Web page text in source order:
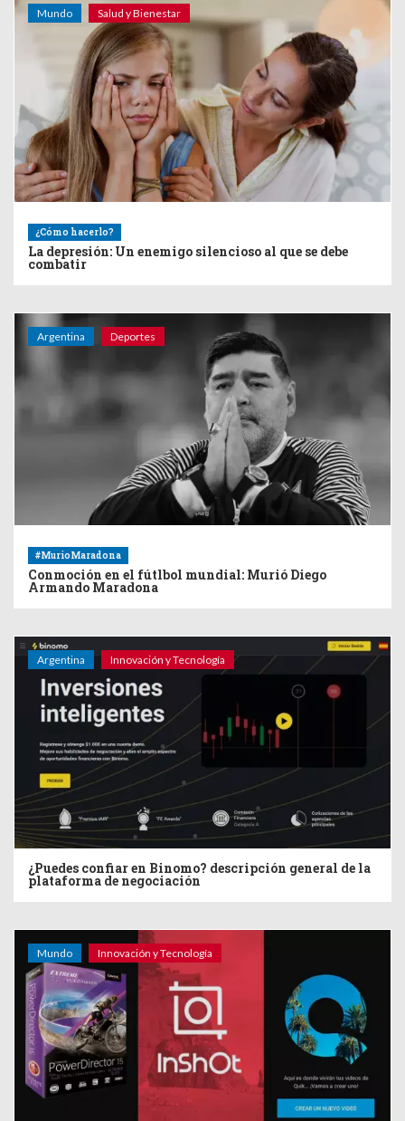
Mundo Salud y Bienestar
¿Cómo hacerlo?
La depresión: Un enemigo silencioso al que se debe
combatir
Argentina Deportes
#MurioMaradona
Conmoción en el fútlbol mundial: Murió Diego
Armando Maradona
Argentina Innovación y Tecnología
¿Puedes confiar en Binomo? descripción general de la
plataforma de negociación
Mundo Innovación y Tecnología